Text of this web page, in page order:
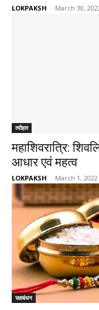
LOKPAKSH - March 30,
त्यौहार
महाशिवरात्रि:
आधार एवं महत्व
LOKPAKSH - March 1, 2022
रक्षाबंधन